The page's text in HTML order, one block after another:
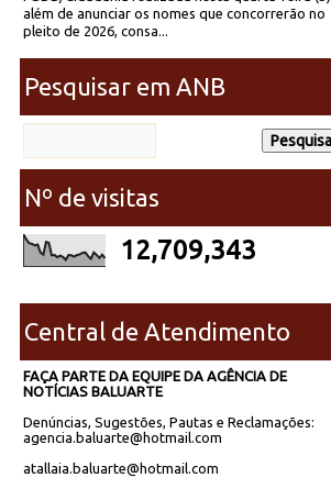
além de anunciar os nomes que concorrerão no
pleito de 2026, consa...
Pesquisar em ANB
Nº de visitas
12,709,343
Central de Atendimento
FAÇA PARTE DA EQUIPE DA AGÊNCIA DE
NOTÍCIAS BALUARTE
Denúncias, Sugestões, Pautas e Reclamações:
agencia.baluarte@hotmail.com
atallaia.baluarte@hotmail.com